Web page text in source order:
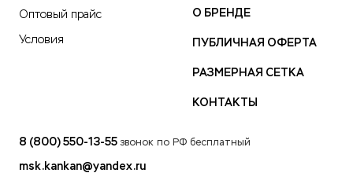
Оптовый прайс
Условия
О БРЕНДЕ
ПУБЛИЧНАЯ ОФЕРТА
РАЗМЕРНАЯ СЕТКА
КОНТАКТЫ
8 (800) 550-13-55 звонок по РФ бесплатный
msk.kankan@yandex.ru